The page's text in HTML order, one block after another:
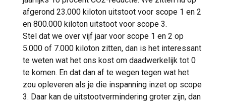
afgerond 23.000 kiloton uitstoot voor scope 1 en 2
en 800.000 kiloton uitstoot voor scope 3.
Stel dat we over vijf jaar voor scope 1 en 2 op
5.000 of 7.000 kiloton zitten, dan is het interessant
te weten wat het ons kost om daadwerkelijk tot 0
te komen. En dat dan af te wegen tegen wat het
zou opleveren als je die inspanning inzet op scope
3. Daar kan de uitstootvermindering groter zijn, dan